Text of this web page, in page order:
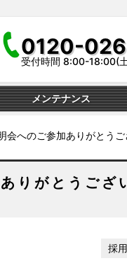
0120-
受付時間 8:00-18:00(
メンテナンス
会へのご参加ありがとう
りがとうござ
採